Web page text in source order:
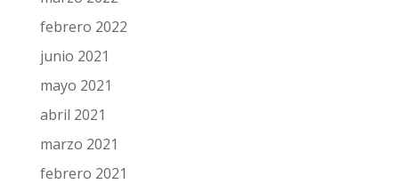
febrero 2022
junio 2021
mayo 2021
abril 2021
marzo 2021
febrero 2021